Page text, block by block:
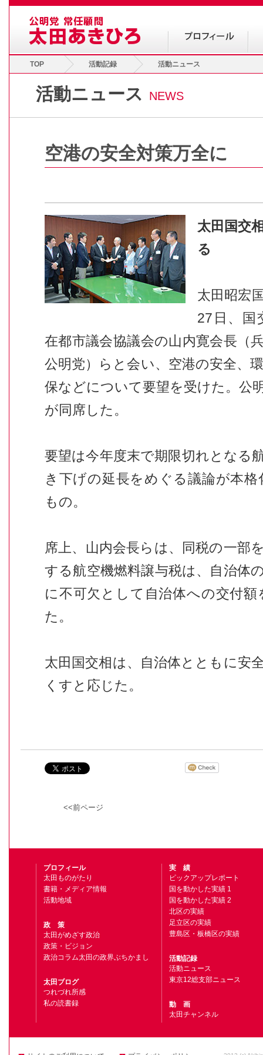
TOP 活動記録 活動ニュース
活動ニュース NEWS
空港の安全対策万全に
太田国交
る
太田昭宏
27日、国
在都市議会協議会の山内寛会長（
公明党）らと会い、空港の安全、
保などについて要望を受けた。公
が同席した。
要望は今年度末で期限切れとなる
き下げの延長をめぐる議論が本
もの。
席上、山内会長らは、同税の一部
する航空機燃料譲与税は、自治体
に不可欠として自治体への交付
た。
太田国交相は、自治体とともに安
くすと応じた。
<<前ページ
プロフィール
太田ものがたり
書籍・メディア情報
活動地域
政 策
太田がめざす政治
政策・ビジョン
政治コラム太田の政界ぶちかまし
太田ブログ
つれづれ所感
私の読書録
実 績
ピックアップレポート
国を動かした実績 1
国を動かした実績 2
北区の実績
足立区の実績
豊島区・板橋区の実績
活動記録
活動ニュース
東京12総支部ニュース
動 画
太田チャンネル